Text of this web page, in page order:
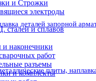
деталей запорной
плиты,
и Строжки
электроды
и сплавов
и наконечники
работ
разъемы
и комплекты